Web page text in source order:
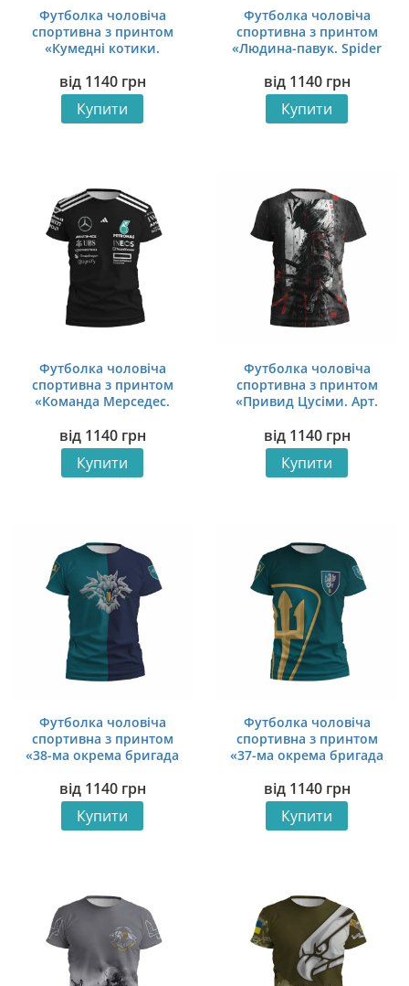
Футболка чоловіча
спортивна з принтом
«Кумедні котики.
Camouflage»
від 1140 грн
Купити
Футболка чоловіча
спортивна з принтом
«Людина-павук. Spider
від 1140 грн
Купити
Футболка чоловіча
спортивна з принтом
«Команда Мерседес.
Team. Formula-1»
від 1140 грн
Купити
Футболка чоловіча
спортивна з принтом
«Привид Цусіми. Арт.
від 1140 грн
Купити
Футболка чоловіча
спортивна з принтом
«38-ма окрема бригада
Морська Гвардія. Marine
Guard»
від 1140 грн
Купити
Футболка чоловіча
спортивна з принтом
«37-ма окрема бригада
Захисник Моря. Sea
Defender»
від 1140 грн
Купити